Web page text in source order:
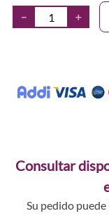
＋
－
Consultar
Su pedido